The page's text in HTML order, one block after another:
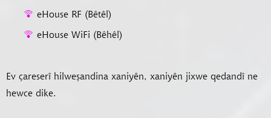
eHouse RF (Bêtêl)
eHouse WiFi (Bêhêl)
Ev çareserî hilweşandina xaniyên, xaniyên jixwe qedandî ne
hewce dike.